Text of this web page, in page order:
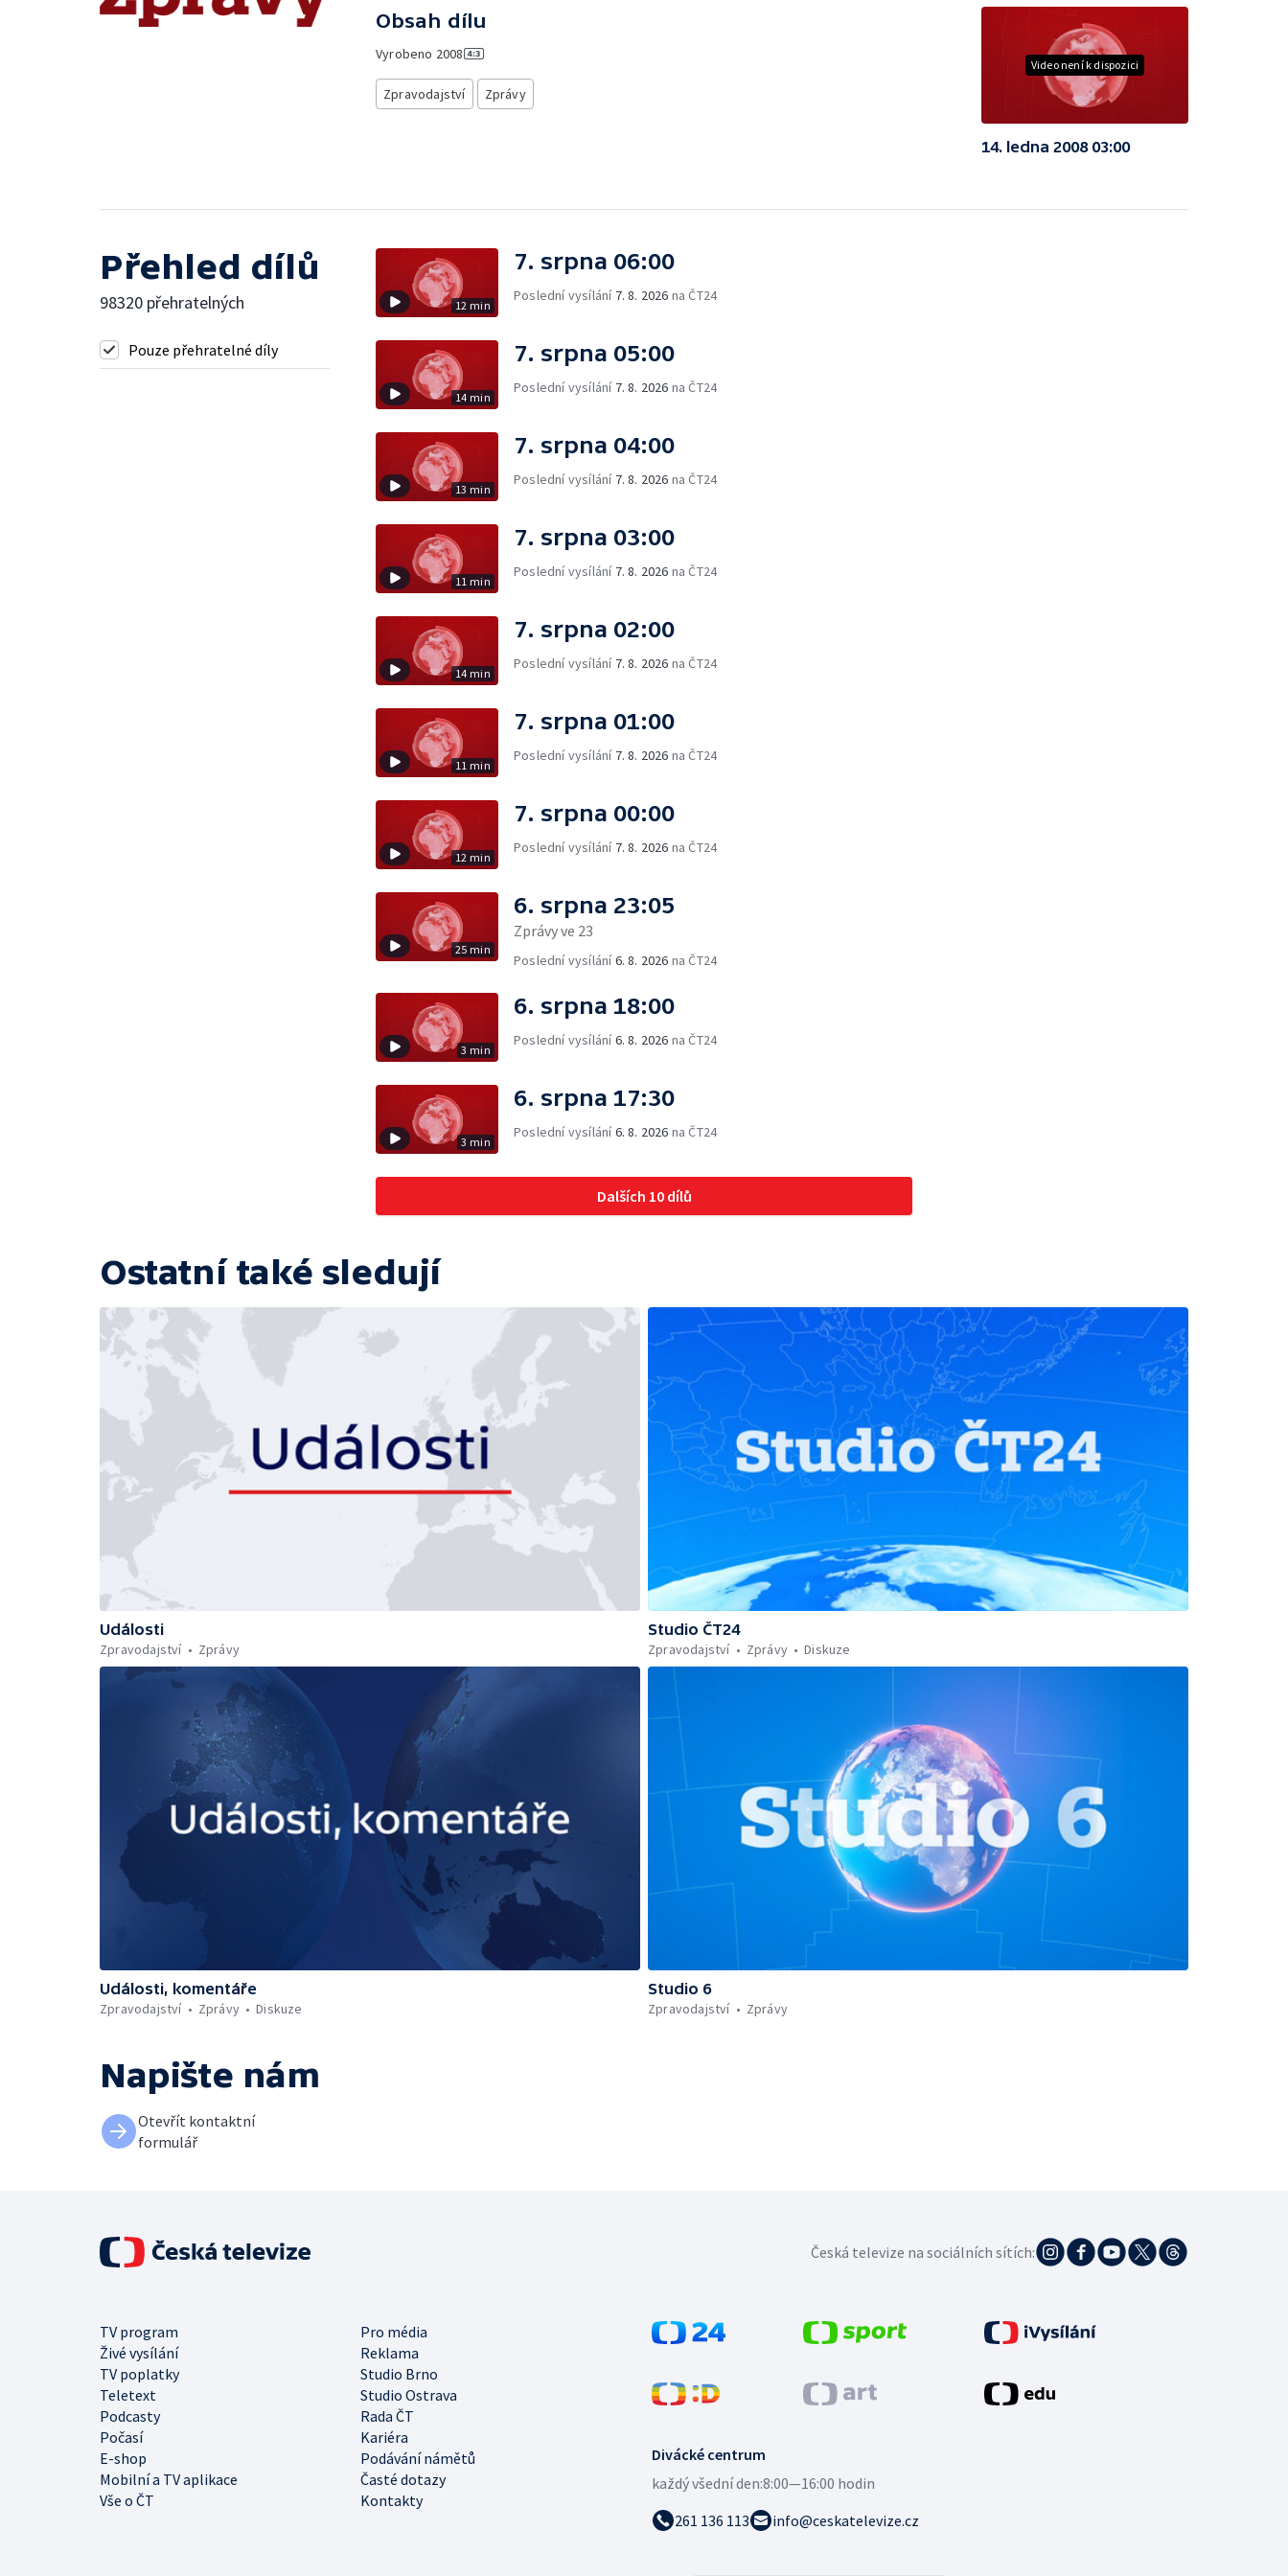
Obsah dílu
Vyrobeno 2008
Zpravodajství Zprávy
Video není k dispozici
14. ledna 2008 03:00
Přehled dílů
98320 přehratelných
Pouze přehratelné díly
12 min
7. srpna 06:00
Poslední vysílání 7. 8. 2026 na ČT24
14 min
7. srpna 05:00
Poslední vysílání 7. 8. 2026 na ČT24
13 min
7. srpna 04:00
Poslední vysílání 7. 8. 2026 na ČT24
11 min
7. srpna 03:00
Poslední vysílání 7. 8. 2026 na ČT24
14 min
7. srpna 02:00
Poslední vysílání 7. 8. 2026 na ČT24
11 min
7. srpna 01:00
Poslední vysílání 7. 8. 2026 na ČT24
12 min
7. srpna 00:00
Poslední vysílání 7. 8. 2026 na ČT24
25 min
6. srpna 23:05
Zprávy ve 23
Poslední vysílání6. 8. 2026 na ČT24
3 min
6. srpna 18:00
Poslední vysílání6. 8. 2026 na ČT24
3 min
6. srpna 17:30
Poslední vysílání6. 8. 2026 na ČT24
Dalších 10 dílů
Ostatní také sledují
Události
Zpravodajství
Zprávy
Studio ČT24
Zpravodajství
Zprávy Diskuze
Události, komentáře
Zpravodajství
Zprávy Diskuze
Studio 6
Zpravodajství
Zprávy
Napište nám
Otevřít kontaktní
formulář
Divácké centrum
každý všední den:8:00—16:00 hodin
261 136 113
info@ceskatelevize.cz
TV program
Pro média
Živé vysílání
Reklama
TV poplatky
Studio Brno
Teletext
Studio Ostrava
Podcasty
Rada ČT
Počasí
Kariéra
E-shop
Podávání námětů
Mobilní a TV aplikace
Časté dotazy
Vše o ČT
Kontakty
Česká televize na sociálních sítích: